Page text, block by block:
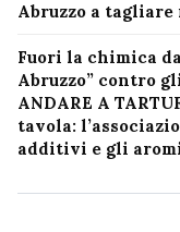
Abruzzo a tagliare
Fuori la chimica
Abruzzo” contro
ANDARE A
tavola:
additivi e gli